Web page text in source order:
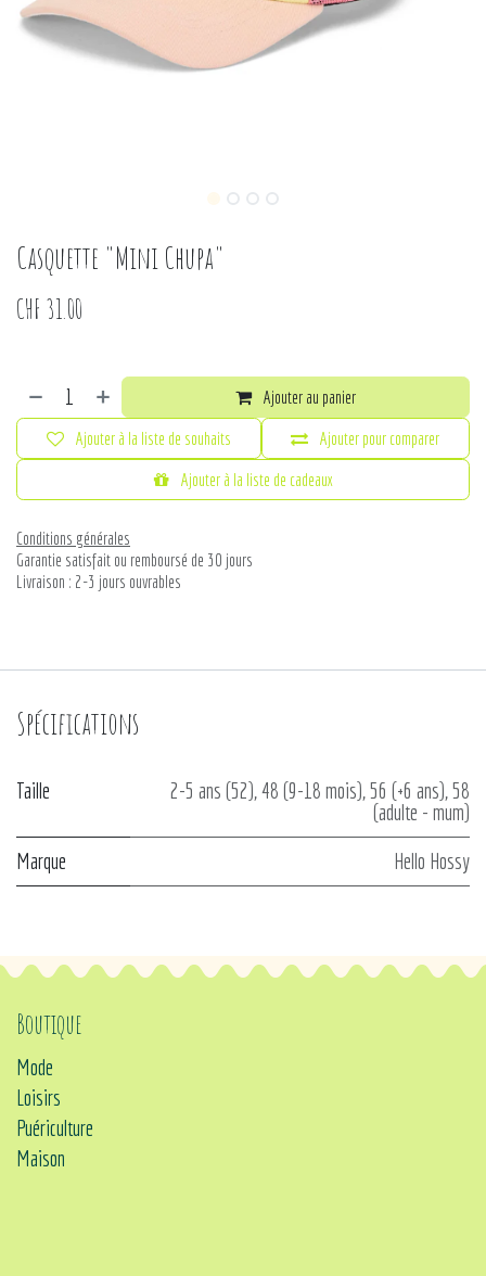
Casquette "Mini Chupa"
CHF 31.00
Ajouter au panier
Ajouter pour comparer
Ajouter à la liste de cadeaux
Ajouter à la liste de souhaits
Conditions générales
Garantie satisfait ou remboursé de 30 jours
Livraison : 2-3 jours ouvrables
Spécifications
Taille 2-5 ans (52),48 (9-18 mois),56 (+6 ans),58
(adulte - mum)
Marque
Hello Hossy
Boutique
Mode
Loisirs
Puériculture
Maison